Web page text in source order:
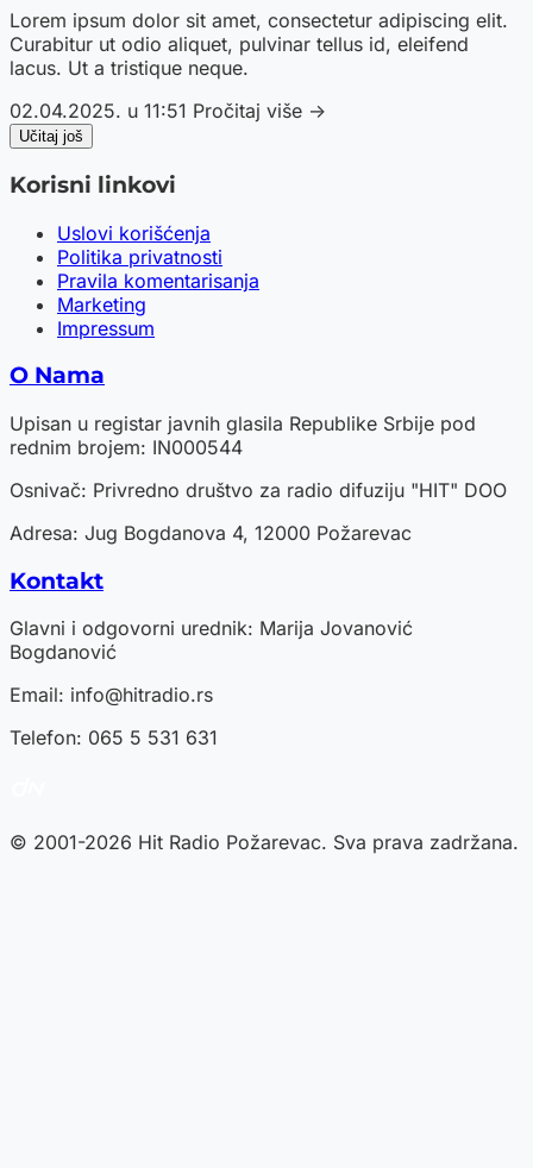
Lorem ipsum dolor sit amet, consectetur adipiscing elit.
Curabitur ut odio aliquet, pulvinar tellus id, eleifend
lacus. Ut a tristique neque.
02.04.2025. u 11:51 Pročitaj više →
Učitaj još
Korisni linkovi
Uslovi korišćenja
Politika privatnosti
Pravila komentarisanja
Marketing
Impressum
O Nama
Upisan u registar javnih glasila Republike Srbije pod
rednim brojem: IN000544
Osnivač: Privredno društvo za radio difuziju "HIT" DOO
Adresa: Jug Bogdanova 4, 12000 Požarevac
Kontakt
Glavni i odgovorni urednik: Marija Jovanović
Bogdanović
Email: info@hitradio.rs
Telefon: 065 5 531 631
© 2001-2026 Hit Radio Požarevac. Sva prava zadržana.